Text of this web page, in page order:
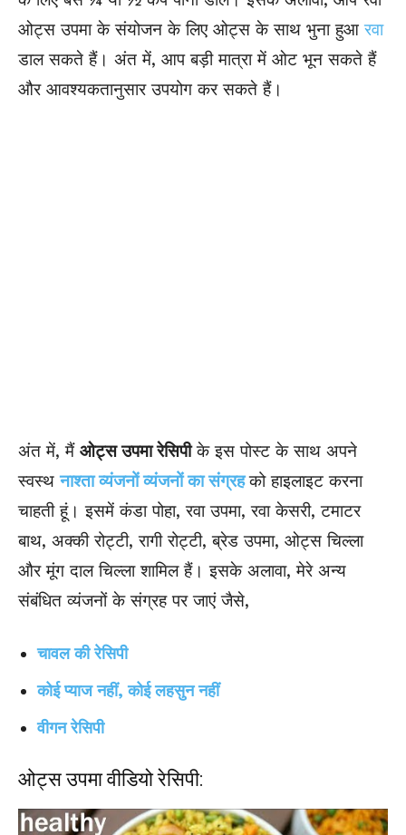
ओट्स उपमा के संयोजन के लिए ओट्स के साथ भुना हुआरवा
डाल सकते हैं। अंत में, आप बड़ी मात्रा में ओट भून सकते हैं
और आवश्यकतानुसार उपयोग कर सकते हैं।
अंत में, मैं ओट्स उपमा रेसिपीके इस पोस्ट के साथ अपने
स्वस्थनाश्ता व्यंजनों व्यंजनों का संग्रहको हाइलाइट करना
चाहती हूं। इसमें कंडा पोहा, रवा उपमा, रवा केसरी, टमाटर
बाथ, अक्की रोट्टी, रागी रोट्टी, ब्रेड उपमा, ओट्स चिल्ला
और मूंग दाल चिल्ला शामिल हैं। इसके अलावा, मेरे अन्य
संबंधितव्यंजनों के संग्रह पर जाएंजैसे,
चावल की रेसिपी
कोई प्याज नहीं, कोई लहसुन नहीं
वीगन रेसिपी
ओट्स उपमा वीडियो रेसिपी: